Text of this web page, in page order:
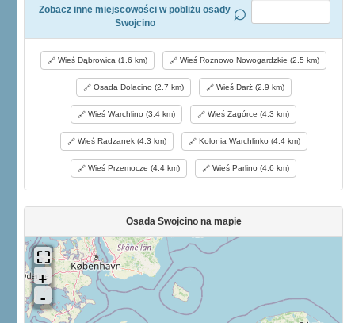
Zobacz inne miejscowości w pobliżu osady
Swojcino
Wieś Dąbrowica (1,6 km) Wieś Rożnowo Nowogardzkie (2,5 km)
Osada Dolacino (2,7 km) Wieś Darż (2,9 km)
Wieś Warchlino (3,4 km) Wieś Zagórce (4,3 km)
Wieś Radzanek (4,3 km) Kolonia Warchlinko (4,4 km)
Wieś Przemocze (4,4 km) Wieś Parlino (4,6 km)
Osada Swojcino na mapie